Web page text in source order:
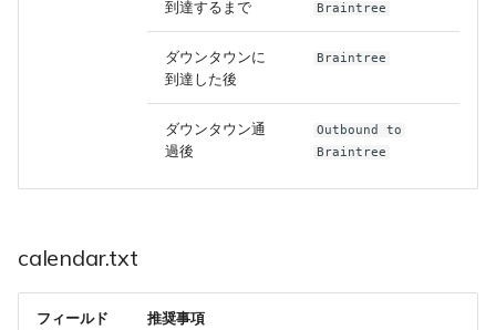
到達するまで Braintree
ダウンタウンに
到達した後
Braintree
ダウンタウン通
過後
Outbound to
Braintree
calendar.txt
フィールド
推奨事項